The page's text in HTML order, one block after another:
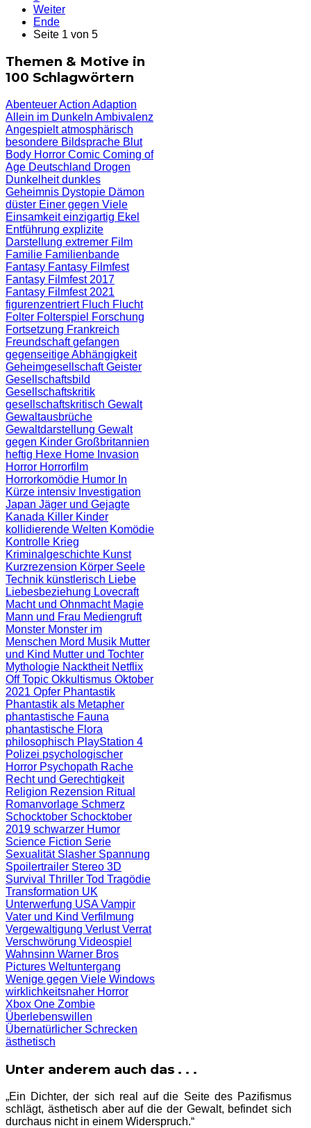
Weiter
Ende
Seite 1 von 5
Themen & Motive in
100 Schlagwörtern
AbenteuerAction Adaption
Allein im Dunkeln Ambivalenz
Angespieltatmosphärisch
besondere Bildsprache Blut
Body Horror Comic Coming of
Age Deutschland Drogen
Dunkelheitdunkles
Geheimnis Dystopie Dämon
düster Einer gegen Viele
Einsamkeiteinzigartig Ekel
Entführung explizite
Darstellung extremer Film
Familie Familienbande
Fantasy Fantasy Filmfest
Fantasy Filmfest 2017
Fantasy Filmfest 2021
figurenzentriert Fluch Flucht
Folter Folterspiel Forschung
Fortsetzung Frankreich
Freundschaftgefangen
gegenseitige Abhängigkeit
GeheimgesellschaftGeister
Gesellschaftsbild
Gesellschaftskritik
gesellschaftskritisch Gewalt
Gewaltausbrüche
Gewaltdarstellung Gewalt
gegen Kinder Großbritannien
heftig Hexe Home Invasion
Horror Horrorfilm
Horrorkomödie Humor In
Kürze intensiv Investigation
Japan Jäger und Gejagte
Kanada Killer Kinder
kollidierende Welten Komödie
Kontrolle Krieg
Kriminalgeschichte Kunst
Kurzrezension Körper Seele
Technik künstlerisch Liebe
Liebesbeziehung Lovecraft
Macht und Ohnmacht Magie
Mann und Frau Mediengruft
Monster Monster im
Menschen Mord Musik Mutter
und Kind Mutter und Tochter
Mythologie Nacktheit Netflix
Off Topic Okkultismus Oktober
2021 Opfer Phantastik
Phantastik als Metapher
phantastische Fauna
phantastische Flora
philosophisch PlayStation 4
Polizei psychologischer
Horror Psychopath Rache
Recht und Gerechtigkeit
Religion Rezension Ritual
Romanvorlage Schmerz
Schocktober Schocktober
2019 schwarzer Humor
Science Fiction Serie
Sexualität Slasher Spannung
Spoilertrailer Stereo 3D
Survival Thriller Tod Tragödie
Transformation UK
Unterwerfung USAVampir
Vater und Kind Verfilmung
Vergewaltigung VerlustVerrat
Verschwörung Videospiel
Wahnsinn Warner Bros
Pictures Weltuntergang
Wenige gegen Viele Windows
wirklichkeitsnaher Horror
Xbox One Zombie
Überlebenswillen
Übernatürlicher Schrecken
ästhetisch
Unter anderem auch das . . .
„Ein Dichter, der sich real auf die Seite des Pazifismus
schlägt, ästhetisch aber auf die der Gewalt, befindet sich
durchaus nicht in einem Widerspruch.“